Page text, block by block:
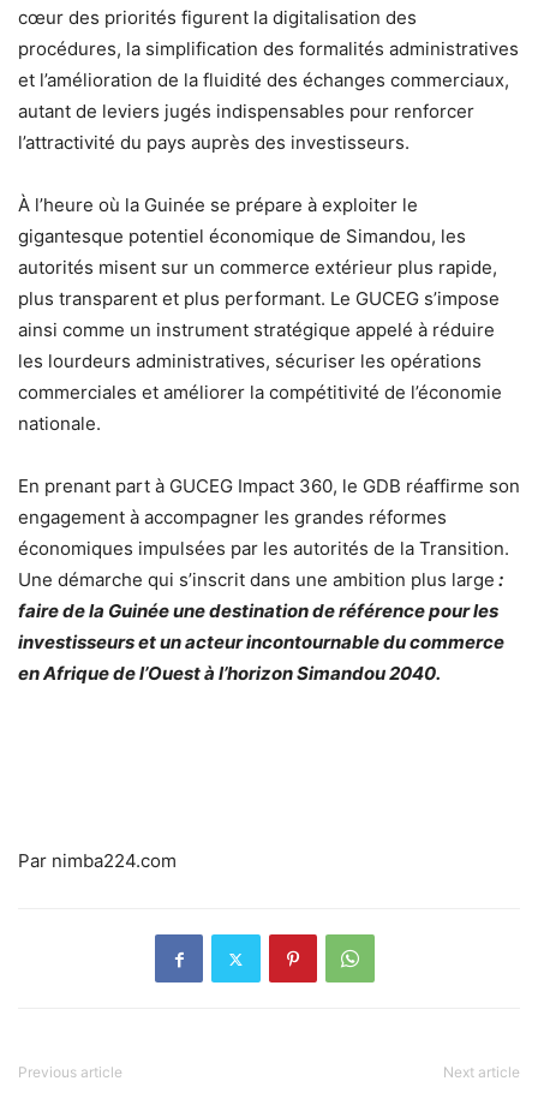
cœur des priorités figurent la digitalisation des
procédures, la simplification des formalités administratives
et l’amélioration de la fluidité des échanges commerciaux,
autant de leviers jugés indispensables pour renforcer
l’attractivité du pays auprès des investisseurs.
À l’heure où la Guinée se prépare à exploiter le
gigantesque potentiel économique de Simandou, les
autorités misent sur un commerce extérieur plus rapide,
plus transparent et plus performant. Le GUCEG s’impose
ainsi comme un instrument stratégique appelé à réduire
les lourdeurs administratives, sécuriser les opérations
commerciales et améliorer la compétitivité de l’économie
nationale.
En prenant part à GUCEG Impact 360, le GDB réaffirme son
engagement à accompagner les grandes réformes
économiques impulsées par les autorités de la Transition.
Une démarche qui s’inscrit dans une ambition plus large :
faire de la Guinée une destination de référence pour les
investisseurs et un acteur incontournable du commerce
en Afrique de l’Ouest à l’horizon Simandou 2040.
Par nimba224.com
Previous article Next article